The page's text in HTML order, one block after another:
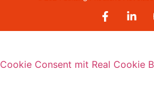
Cookie Consent mit Real Cookie